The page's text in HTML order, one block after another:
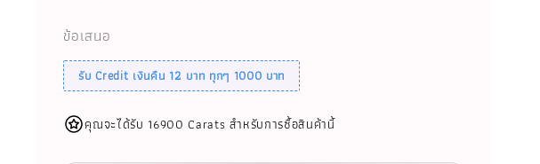
ข้อเสนอ
รับ Credit เงินคืน 12 บาท ทุกๆ 1000 บาท
คุณจะได้รับ 16900 Carats สำหรับการซื้อสินค้านี้